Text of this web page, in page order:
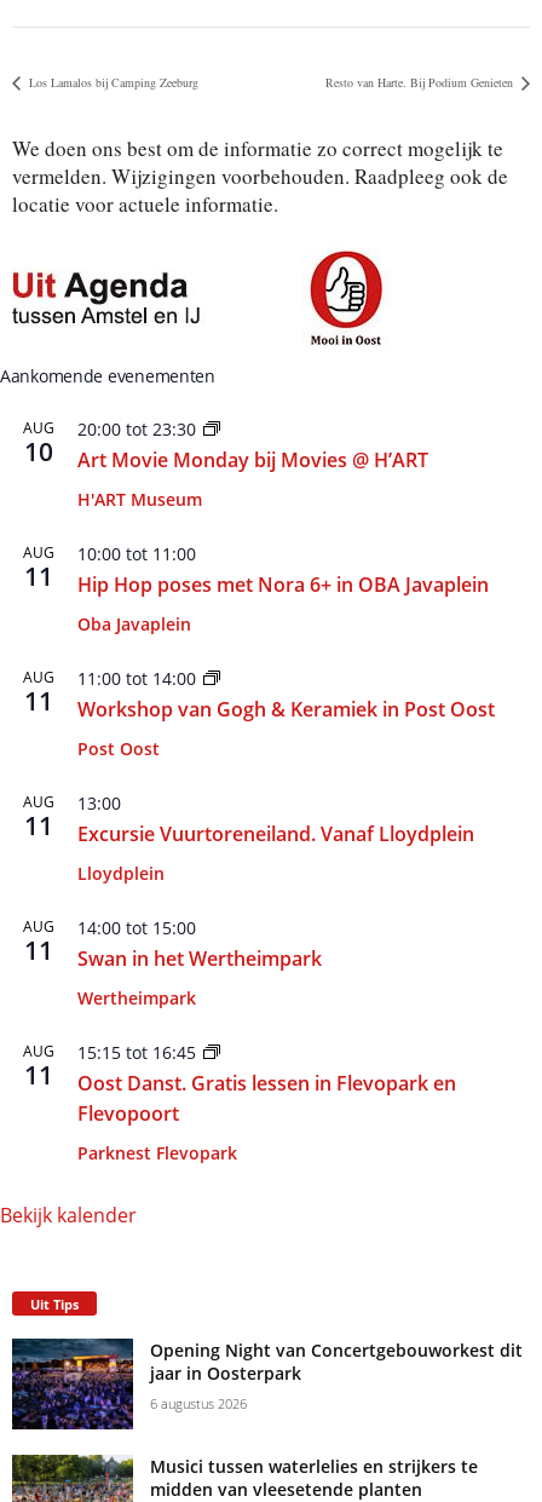
Los Lamalos bij Camping Zeeburg Resto van Harte. Bij Podium Genieten
We doen ons best om de informatie zo correct mogelijk te
vermelden. Wijzigingen voorbehouden. Raadpleeg ook de
locatie voor actuele informatie.
Aankomende evenementen
AUG
10
20:00 tot 23:30
Art Movie Monday bij Movies @ H’ART
H'ART Museum
AUG
11
10:00 tot 11:00
Hip Hop poses met Nora 6+ in OBA Javaplein
Oba Javaplein
AUG
11
11:00 tot 14:00
Workshop van Gogh & Keramiek in Post Oost
Post Oost
AUG
11
13:00
Excursie Vuurtoreneiland. Vanaf Lloydplein
Lloydplein
AUG
11
14:00 tot 15:00
Swan in het Wertheimpark
Wertheimpark
AUG
11
15:15 tot 16:45
Oost Danst. Gratis lessen in Flevopark en
Flevopoort
Parknest Flevopark
Bekijk kalender
Uit Tips
Opening Night van Concertgebouworkest dit
jaar in Oosterpark
6 augustus 2026
Musici tussen waterlelies en strijkers te
midden van vleesetende planten